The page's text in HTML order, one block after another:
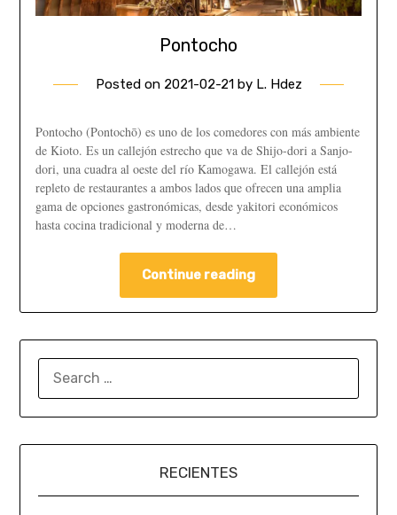
Pontocho
Posted on 2021-02-21by L. Hdez
Pontocho (Pontochō) es uno de los comedores con más ambiente
de Kioto. Es un callejón estrecho que va de Shijo-dori a Sanjo-
dori, una cuadra al oeste del río Kamogawa. El callejón está
repleto de restaurantes a ambos lados que ofrecen una amplia
gama de opciones gastronómicas, desde yakitori económicos
hasta cocina tradicional y moderna de…
Continue reading
RECIENTES